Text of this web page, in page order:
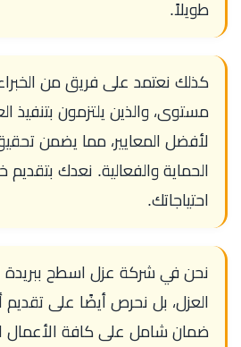
طويلاً.
كذلك نعتمد على فريق من
مستوى، والذين يلتزمون بتنفيذ
لأفضل المعايير، مما يضمن
الحماية والفعالية. نعدك
احتياجاتك.
نحن في شركة عزل اسطح ببريدة
العزل، بل نحرص أيضًا على
ضمان شامل على كافة الأعمال